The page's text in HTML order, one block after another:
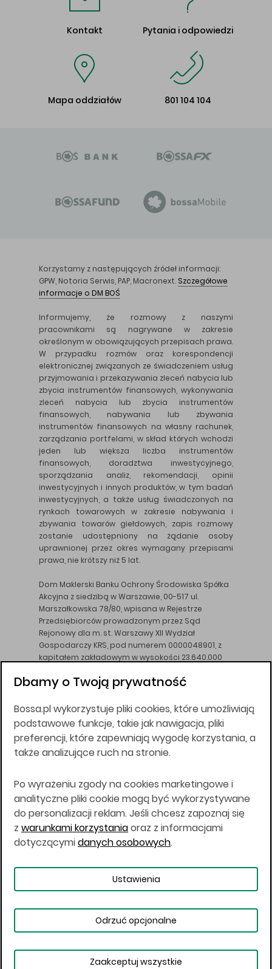
Kontakt Pytania i odpowiedzi
Mapa oddziałów 801 104 104
Korzystamy z następujących źródeł informacji:
GPW, Notoria Serwis, PAP, Macronext. Szczegółowe
informacje o DM BOŚ
Informujemy, że rozmowy z naszymi
pracownikami są nagrywane w zakresie
określonym w obowiązujących przepisach prawa.
W przypadku rozmów oraz korespondencji
elektronicznej związanych ze świadczeniem usług
przyjmowania i przekazywania zleceń nabycia lub
zbycia instrumentów finansowych, wykonywania
zleceń nabycia lub zbycia instrumentów
finansowych, nabywania lub zbywania
instrumentów finansowych na własny rachunek,
zarządzania portfelami, w skład których wchodzi
jeden lub większa liczba instrumentów
finansowych, doradztwa inwestycyjnego,
sporządzania analiz, rekomendacji, opinii
inwestycyjnych i innych produktów, w tym badań
inwestycyjnych, a także usług świadczonych na
rynkach towarowych w zakresie nabywania i
zbywania towarów giełdowych, zapis rozmowy
zostanie udostępniony na żądanie osoby
uprawnionej przez okres wymagany przepisami
prawa, nie krótszy niż 5 lat.
Dom Maklerski Banku Ochrony Środowiska Spółka
Akcyjna z siedzibą w Warszawie, 00-517 ul.
Marszałkowska 78/80, wpisana w Rejestrze
Przedsiębiorców prowadzonym przez Sąd
Rejonowy dla m. st. Warszawy XII Wydział
Gospodarczy KRS, pod numerem 0000048901, z
kapitałem zakładowym w wysokości 23.640.000
DM BOŚ działa na podstawie zezwolenia KNF z dnia
Wszelkie informacje na niniejszej stronie w tym
informacje o produktach inwestycyjnych nie są
kierowane do osób mających miejsce
zamieszkania lub pobytu w Stanach
Japonii, ani w dowolnej innej jurysdykcji, w której
taki materiał byłby sprzeczny z prawem lub w
których zgodne z prawem nabycie produktów
inwestycyjnych nie jest możliwe lub w której nie
jest możliwe złożenie oferty. Prawa obowiązujące
w danej jurysdykcji określają, czy jest możliwe
nabycie poszczególnych produktów
Copyright © 2026 BOŚ | BOSSA.PL
Warunki korzystania
Dane osobowe
Dbamy o Twoją prywatność
Bossa.pl wykorzystuje pliki cookies, które umożliwiają
podstawowe funkcje, takie jak nawigacja, pliki
preferencji, które zapewniają wygodę korzystania, a
także analizujące ruch na stronie.
Po wyrażeniu zgody na cookies marketingowe i
analityczne pliki cookie mogą być wykorzystywane
do personalizacji reklam. Jeśli chcesz zapoznaj się
z warunkami korzystaniaoraz z informacjami
dotyczącymidanych osobowych.
Ustawienia
Odrzuć opcjonalne
Zaakceptuj wszystkie